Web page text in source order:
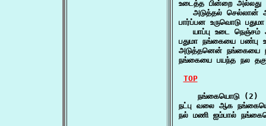
உடைத்த பின்றை
அடுத்தல் செல்லான்
பார்ப்பன உருவொடு
யாப்பு உடை
பதுமா நங்கையை
அடுத்தனென் நங்கையை
நங்கையை பயந்த நல
TOP
    நங்கையொடு (2)
நட்பு வலை ஆக
நல் மணி ஐம்பால்